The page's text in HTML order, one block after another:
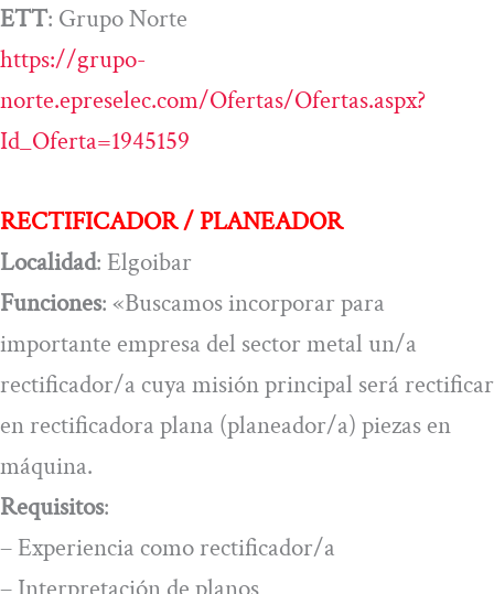
ETT: Grupo Norte
https://grupo-
norte.epreselec.com/Ofertas/Ofertas.aspx?
Id_Oferta=1945159
RECTIFICADOR / PLANEADOR
Localidad: Elgoibar
Funciones: «Buscamos incorporar para
importante empresa del sector metal un/a
rectificador/a cuya misión principal será rectificar
en rectificadora plana (planeador/a) piezas en
máquina.
Requisitos:
– Experiencia como rectificador/a